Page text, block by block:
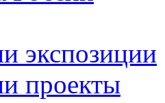
экспозиции
проекты